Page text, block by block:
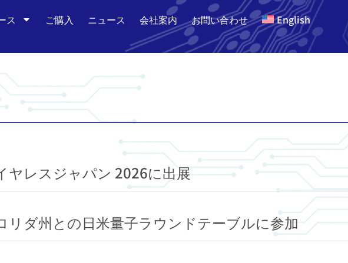
ス ご購入 ニュース 会社案内 お問い合わせ English
レスジャパン 2026に出展
ダ州との日米量子ラウンドテーブルに参加